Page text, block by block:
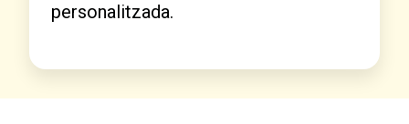
personalitzada.